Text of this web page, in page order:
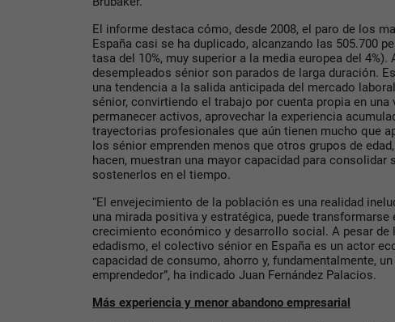
El informe destaca cómo, desde 2008, el paro de los
España casi se ha duplicado, alcanzando las 505.700
tasa del 10%, muy superior a la media europea del 4%).
desempleados sénior son parados de larga duración.
una tendencia a la salida anticipada del mercado
sénior, convirtiendo el trabajo por cuenta propia en una
permanecer activos, aprovechar la experiencia
trayectorias profesionales que aún tienen mucho que
los sénior emprenden menos que otros grupos de
hacen, muestran una mayor capacidad para consolidar
sostenerlos en el tiempo.
“El envejecimiento de la población es una realidad
una mirada positiva y estratégica, puede transformarse
crecimiento económico y desarrollo social. A pesar de
edadismo, el colectivo sénior en España es un actor
capacidad de consumo, ahorro y, fundamentalmente,
emprendedor”, ha indicado Juan Fernández Palacios.
Más experiencia y menor abandono empresarial